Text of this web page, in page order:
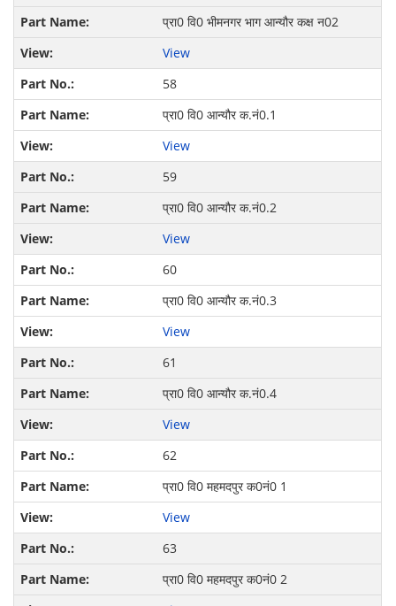
प्रा0 वि0 भीमनगर भाग आन्यौर कक्ष न02
View
58
प्रा0 वि0 आन्यौर क.नं0.1
View
59
प्रा0 वि0 आन्यौर क.नं0.2
View
60
प्रा0 वि0 आन्यौर क.नं0.3
View
61
प्रा0 वि0 आन्यौर क.नं0.4
View
62
प्रा0 वि0 महमदपुर क0नं0 1
View
63
प्रा0 वि0 महमदपुर क0नं0 2